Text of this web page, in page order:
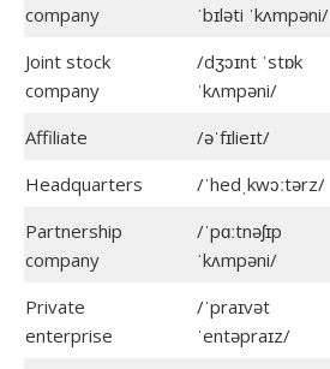
company
ˈbɪləti ˈkʌmpəni/
Joint stock
company
/dʒɔɪnt ˈstɒk
ˈkʌmpəni/
Affiliate /əˈfɪlieɪt/
Headquarters
/ˈhedˌkwɔːtərz/
Partnership
company
/ˈpɑːtnəʃɪp
ˈkʌmpəni/
Private
enterprise
/ˈpraɪvət
ˈentəpraɪz/